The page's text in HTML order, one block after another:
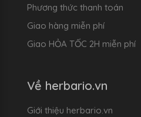
Phương thức thanh toán
Giao hàng miễn phí
Giao HỎA TỐC 2H miễn phí
Về herbario.vn
Giới thiệu herbario.vn